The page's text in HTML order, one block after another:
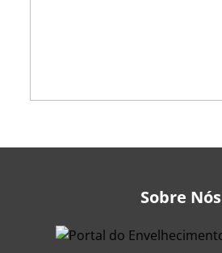
Sobre Nós